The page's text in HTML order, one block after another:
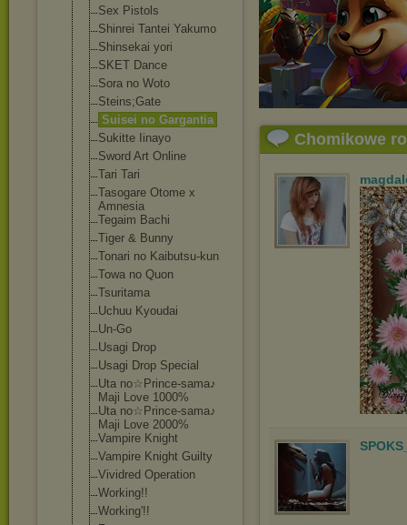
Sex Pistols
Shinrei Tantei Yakumo
Shinsekai yori
SKET Dance
Sora no Woto
Steins;Gate
Suisei no Gargantia
Sukitte Iinayo
Sword Art Online
Tari Tari
Tasogare Otome x
Amnesia
Tegaim Bachi
Tiger & Bunny
Tonari no Kaibutsu-kun
Towa no Quon
Tsuritama
Uchuu Kyoudai
Un-Go
Usagi Drop
Usagi Drop Special
Uta no☆Prince-sama♪
Maji Love 1000%
Uta no☆Prince-sama♪
Maji Love 2000%
Vampire Knight
Vampire Knight Guilty
Vividred Operation
Working!!
Working'!!
Chomikowe